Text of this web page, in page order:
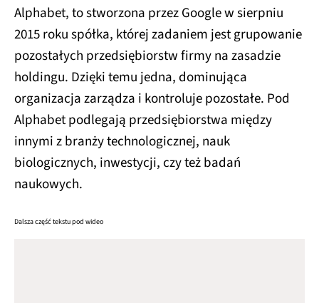
Alphabet, to stworzona przez Google w sierpniu
2015 roku spółka, której zadaniem jest grupowanie
pozostałych przedsiębiorstw firmy na zasadzie
holdingu. Dzięki temu jedna, dominująca
organizacja zarządza i kontroluje pozostałe. Pod
Alphabet podlegają przedsiębiorstwa między
innymi z branży technologicznej, nauk
biologicznych, inwestycji, czy też badań
naukowych.
Dalsza część tekstu pod wideo